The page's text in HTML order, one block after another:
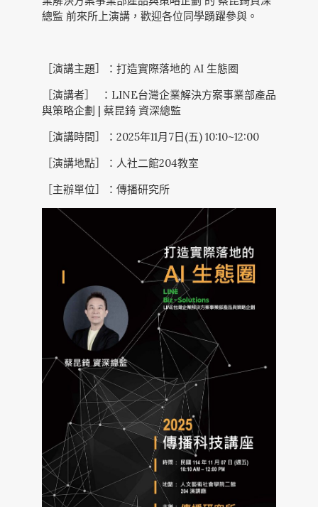
總監 前來所上演講，歡迎各位同學踴躍參與。
［演講主題］：打造實際落地的 AI 生態圈
［演講者］ ：LINE台灣企業解決方案事業部產品
與策略企劃 | 蔡昆錡 資深總監
［演講時間］：2025年11月7日(五) 10:10~12:00
［演講地點］：人社二館204教室
［主辦單位］：傳播研究所